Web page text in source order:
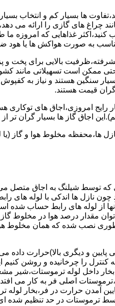
ها بسیار کم و انتخاب
چراغ های گازی را ارائه می
غذاهایی که امروزه
مناسب به صورت هواکش ها یا
بالایی برای پخت و
ممکن است تسهیلاتی مانند
سنگین هستند و نیاز به کفپوش
گران قیمت هستند.
رایج امروزی،اجاق های توکاری
اجاق گاز ها بسیار گران تر
ها،محفظه مخلوط هوا و
که توسط شیلنگ به اجاق متصل
نازل ها اندکی با لوله های
از لوله های رابط حساب شده
درصد هوا در مخلوط گاز
نصب شده که همان مخلوط
و دیگری بالا)حرارت
را چرخانیده و روشن کنیم
داخل لوله ترموستات،شیر
اصلی فر به کار می
آمدن حرارت در فر،بخار
ترموستات در حد تنظیم شده